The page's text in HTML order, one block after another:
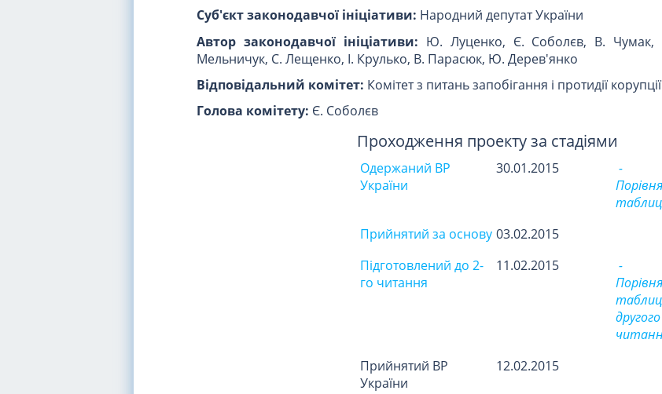
Суб'єкт законодавчої ініціативи: Народний депутат України
Автор законодавчої ініціативи: Ю. Луценко, Є. Соболєв, В. Чумак,
Мельничук, С. Лещенко, І. Крулько, В. Парасюк, Ю. Дерев'янко
Відповідальний комітет: Комітет з питань запобігання і протидії корупції
Голова комітету: Є. Соболєв
Проходження проекту за стадіями
Одержаний ВР
України
30.01.2015
-
Прийнятий за основу 03.02.2015
Підготовлений до 2-
го читання
11.02.2015
-
другого
Прийнятий ВР
України
12.02.2015